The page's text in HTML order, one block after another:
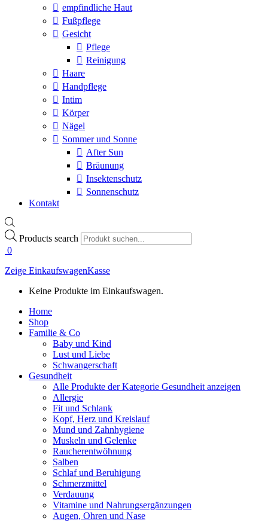
empfindliche Haut
Fußpflege
Gesicht
Pflege
Reinigung
Haare
Handpflege
Intim
Körper
Nägel
Sommer und Sonne
After Sun
Bräunung
Insektenschutz
Sonnenschutz
Kontakt
Products search
0
Zeige EinkaufswagenKasse
Keine Produkte im Einkaufswagen.
Home
Shop
Familie & Co
Baby und Kind
Lust und Liebe
Schwangerschaft
Gesundheit
Alle Produkte der Kategorie Gesundheit anzeigen
Allergie
Fit und Schlank
Kopf, Herz und Kreislauf
Mund und Zahnhygiene
Muskeln und Gelenke
Raucherentwöhnung
Salben
Schlaf und Beruhigung
Schmerzmittel
Verdauung
Vitamine und Nahrungsergänzungen
Augen, Ohren und Nase